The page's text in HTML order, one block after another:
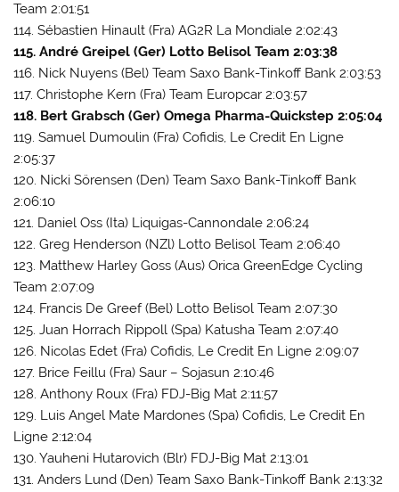
Team 2:01:51
114. Sébastien Hinault (Fra) AG2R La Mondiale 2:02:43
115. André Greipel (Ger) Lotto Belisol Team 2:03:38
116. Nick Nuyens (Bel) Team Saxo Bank-Tinkoff Bank 2:03:53
117. Christophe Kern (Fra) Team Europcar 2:03:57
118. Bert Grabsch (Ger) Omega Pharma-Quickstep 2:05:04
119. Samuel Dumoulin (Fra) Cofidis, Le Credit En Ligne
2:05:37
120. Nicki Sörensen (Den) Team Saxo Bank-Tinkoff Bank
2:06:10
121. Daniel Oss (Ita) Liquigas-Cannondale 2:06:24
122. Greg Henderson (NZl) Lotto Belisol Team 2:06:40
123. Matthew Harley Goss (Aus) Orica GreenEdge Cycling
Team 2:07:09
124. Francis De Greef (Bel) Lotto Belisol Team 2:07:30
125. Juan Horrach Rippoll (Spa) Katusha Team 2:07:40
126. Nicolas Edet (Fra) Cofidis, Le Credit En Ligne 2:09:07
127. Brice Feillu (Fra) Saur – Sojasun 2:10:46
128. Anthony Roux (Fra) FDJ-Big Mat 2:11:57
129. Luis Angel Mate Mardones (Spa) Cofidis, Le Credit En
Ligne 2:12:04
130. Yauheni Hutarovich (Blr) FDJ-Big Mat 2:13:01
131. Anders Lund (Den) Team Saxo Bank-Tinkoff Bank 2:13:32